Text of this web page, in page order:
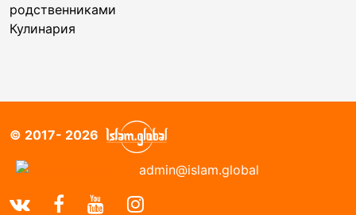
родственниками
Кулинария
© 2017- 2026
admin@islam.global